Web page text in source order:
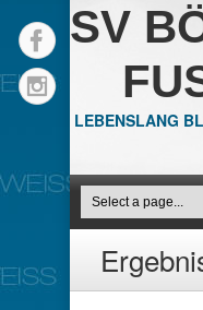
SV
LEBENSLANG